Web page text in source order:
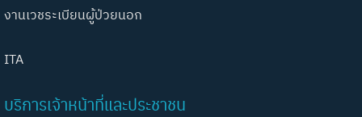
งานเวชระเบียนผู้ป่วยนอก
ITA
บริการเจ้าหน้าที่และประชาชน